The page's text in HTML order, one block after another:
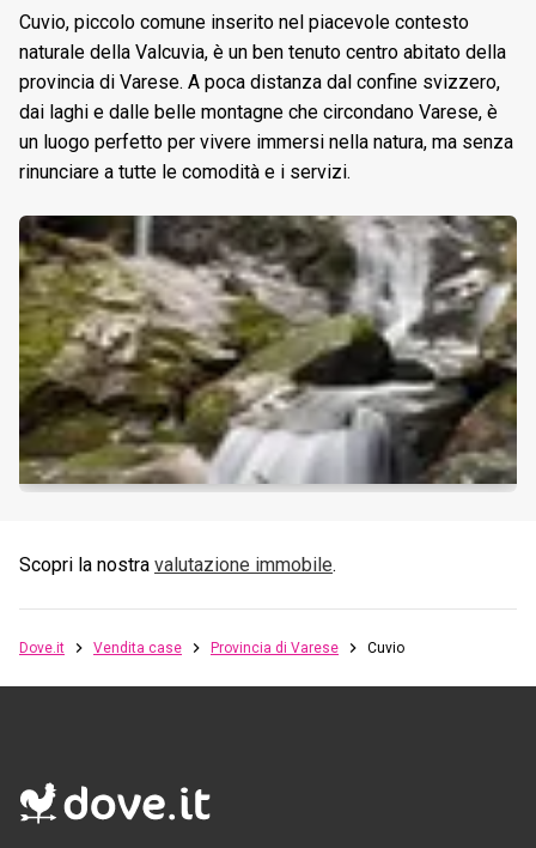
Cuvio, piccolo comune inserito nel piacevole contesto
naturale della Valcuvia, è un ben tenuto centro abitato della
provincia di Varese. A poca distanza dal confine svizzero,
dai laghi e dalle belle montagne che circondano Varese, è
un luogo perfetto per vivere immersi nella natura, ma senza
rinunciare a tutte le comodità e i servizi.
Scopri la nostra valutazione immobile.
Dove.it Vendita case Provincia di Varese Cuvio